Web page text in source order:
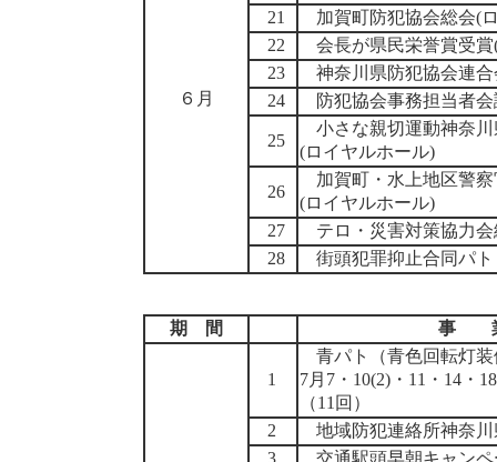
６月
21
加賀町防犯協会総会(
22
会長が県民栄誉賞受賞
23
神奈川県防犯協会連
24
防犯協会事務担当者会
25
小さな親切運動神奈
(ロイヤルホール)
26
加賀町・水上地区警
(ロイヤルホール)
27
テロ・災害対策協力
28
街頭犯罪抑止合同パ
期 間 事
1
青パト（青色回転灯
7月7・10(2)・11・14・
（11回）
2
地域防犯連絡所神奈
3
交通駅頭早朝キャン